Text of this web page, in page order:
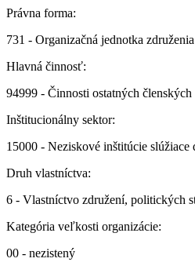
Právna forma:
731 - Organizačná jednotka združenia
Hlavná činnosť:
94999 - Činnosti ostatných
Inštitucionálny sektor:
15000 - Neziskové inštitúcie slúžiace
Druh vlastníctva:
6 - Vlastníctvo združení, politických
Kategória veľkosti organizácie:
00 - nezistený